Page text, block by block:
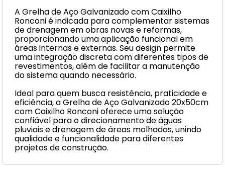
A Grelha de Aço Galvanizado com Caixilho
Ronconi é indicada para complementar sistemas
de drenagem em obras novas e reformas,
proporcionando uma aplicação funcional em
áreas internas e externas. Seu design permite
uma integração discreta com diferentes tipos de
revestimentos, além de facilitar a manutenção
do sistema quando necessário.
Ideal para quem busca resistência, praticidade e
eficiência, a Grelha de Aço Galvanizado 20x50cm
com Caixilho Ronconi oferece uma solução
confiável para o direcionamento de águas
pluviais e drenagem de áreas molhadas, unindo
qualidade e funcionalidade para diferentes
projetos de construção.